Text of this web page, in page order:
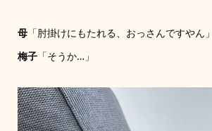
母「肘掛けにもたれる、おっさんですやん」
梅子「そうか…」